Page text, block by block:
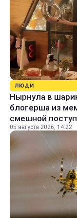
ЛЮДИ
Нырнула в
блогерша из
смешной
05 августа 2026, 14:22